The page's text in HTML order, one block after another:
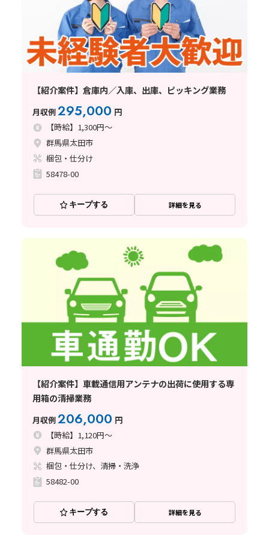
【紹介案件】倉庫内／入庫、出庫、ピッキング業務
月収例295,000 円
【時給】1,300円～
群馬県太田市
梱包・仕分け
58478-00
キープする 詳細を見る
【紹介案件】車載通信用アンテナの出荷に使用する専
用箱の清掃業務
月収例206,000 円
【時給】1,120円～
群馬県太田市
梱包・仕分け、清掃・洗浄
58482-00
キープする 詳細を見る